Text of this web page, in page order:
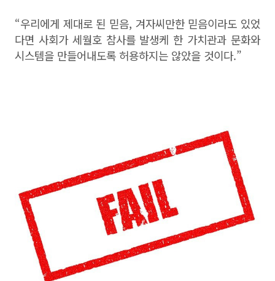
“우리에게 제대로 된 믿음, 겨자씨만한 믿음이라도 있었
다면 사회가 세월호 참사를 발생케 한 가치관과 문화와
시스템을 만들어내도록 허용하지는 않았을 것이다.”